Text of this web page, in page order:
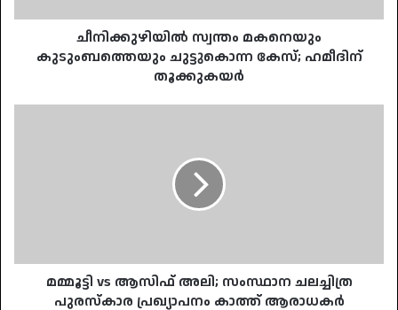
ചീനിക്കുഴിയിൽ സ്വന്തം മകനെയും
കുടുംബത്തെയും ചുട്ടുകൊന്ന കേസ്; ഹമീദിന്
തൂക്കുകയർ
കാത്ത്
ആരാധകർ
മമ്മൂട്ടി vs ആസിഫ് അലി; സംസ്ഥാന ചലച്ചിത്ര
പുരസ്കാര പ്രഖ്യാപനം കാത്ത് ആരാധകർ